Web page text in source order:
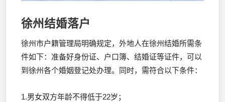
徐州结婚落户
徐州市户籍管理局明确规定，外地人在徐州结婚所需条
件如下：准备好身份证、户口簿、结婚证等证件，可以
到徐州各个婚姻登记处办理。同时，需符合以下条件：
1.男女双方年龄不得低于22岁；